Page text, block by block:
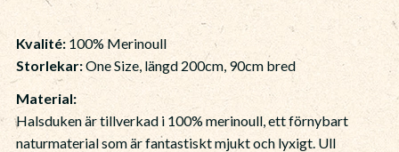
Kvalité: 100% Merinoull
Storlekar:One Size, längd 200cm, 90cm bred
Material:
Halsduken är tillverkad i 100% merinoull, ett förnybart
naturmaterial som är fantastiskt mjukt och lyxigt. Ull